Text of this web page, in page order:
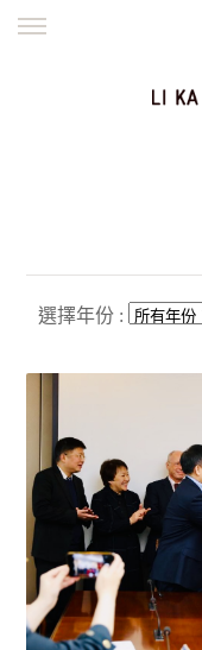
選擇年份 :